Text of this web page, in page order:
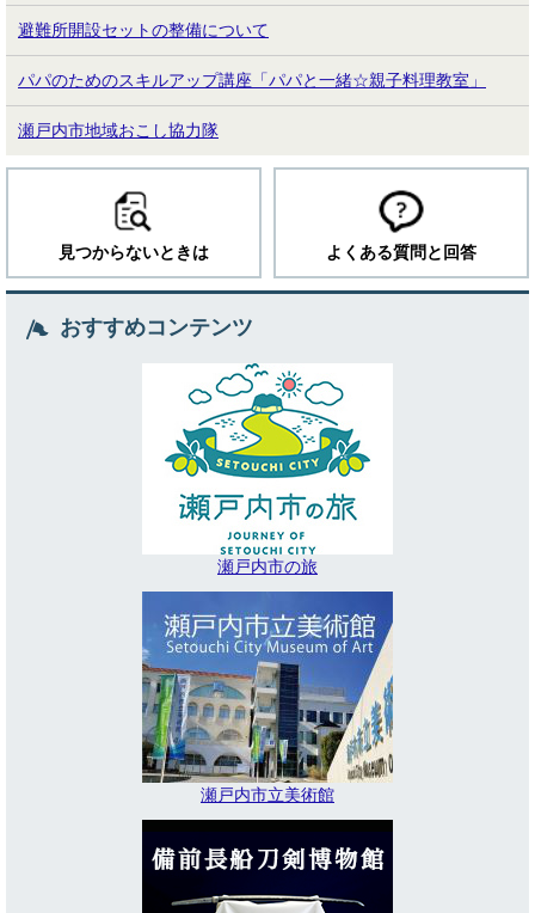
避難所開設セットの整備について
パパのためのスキルアップ講座「パパと一緒☆親子料理教室」
瀬戸内市地域おこし協力隊
見つからないときは よくある質問と回答
おすすめコンテンツ
瀬戸内市の旅
瀬戸内市立美術館